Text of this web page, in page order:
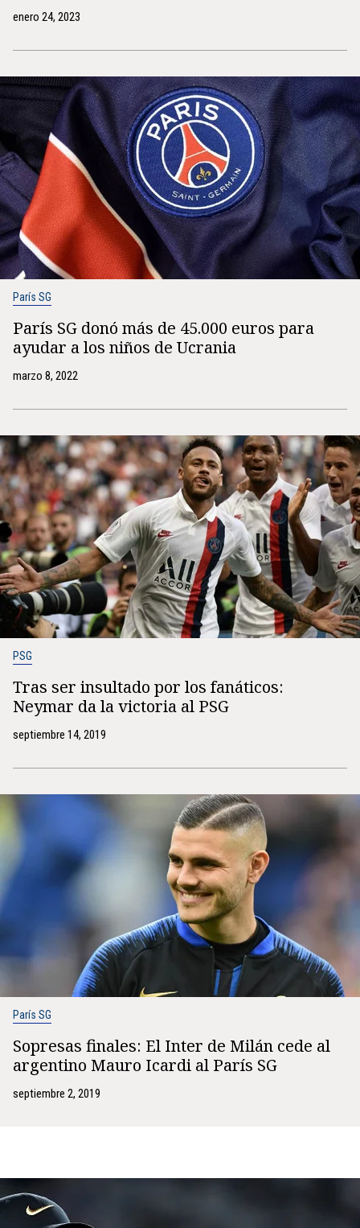
enero 24, 2023
París SG
París SG donó más de 45.000 euros para
ayudar a los niños de Ucrania
marzo 8, 2022
PSG
Tras ser insultado por los fanáticos:
Neymar da la victoria al PSG
septiembre 14, 2019
París SG
Sopresas finales: El Inter de Milán cede al
argentino Mauro Icardi al París SG
septiembre 2, 2019